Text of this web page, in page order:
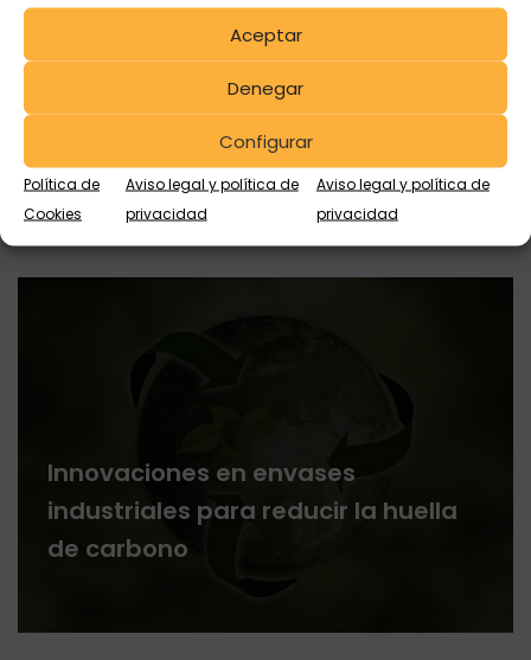
Aceptar
Denegar
Configurar
Política de
Cookies
Aviso legal y política de
privacidad
Aviso legal y política de
privacidad
La importancia del
reacondicionamiento de envases
para el almacenamiento de
Innovaciones en envases
industriales para reducir la huella
de carbono